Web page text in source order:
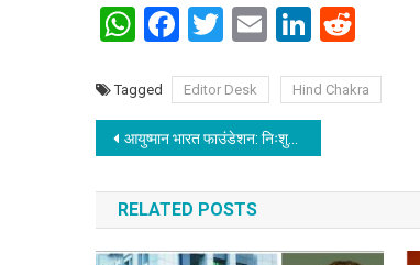
WhatsApp
Facebook
Twitter
EmailLinkedIn
Tagged Editor Desk Hind Chakra
Post navigation
आयुष्मान भारत फाउंडेशन: निःशुल्क स्वास्थ्य शिविर का आयोजन
RELATED POSTS